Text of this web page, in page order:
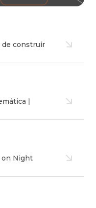
de construir
|
on Night